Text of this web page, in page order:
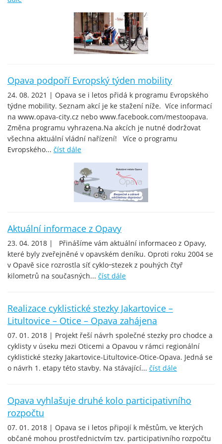
Opava podpoří Evropský týden mobility
24. 08. 2021 | Opava se i letos přidá k programu Evropského
týdne mobility. Seznam akcí je ke stažení níže. Více informací
na www.opava-city.cz nebo www.facebook.com/mestoopava.
Změna programu vyhrazena.Na akcích je nutné dodržovat
všechna aktuální vládní nařízení! Více o programu
Evropského... číst dále
Aktuální informace z Opavy
23. 04. 2018 | Přinášíme vám aktuální informaceo z Opavy,
které byly zveřejněné v opavském deníku. Oproti roku 2004 se
v Opavě sice rozrostla síť cyklo᠆stezek z pouhých čtyř
kilometrů na současných... číst dále
Realizace cyklistické stezky Jakartovice –
Litultovice – Otice – Opava zahájena
07. 01. 2018 | Projekt řeší návrh společné stezky pro chodce a
cyklisty v úseku mezi Oticemi a Opavou v rámci regionální
cyklistické stezky Jakartovice-Litultovice-Otice-Opava. Jedná se
o návrh 1. etapy této stavby. Na stávající... číst dále
Opava vyhlašuje druhé kolo participativního
rozpočtu
07. 01. 2018 | Opava se i letos připojí k městům, ve kterých
občané mohou prostřednictvím tzv. participativního rozpočtu